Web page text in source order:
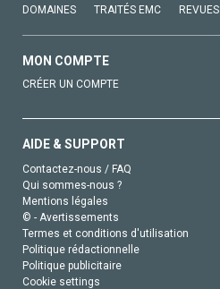
DOMAINES TRAITÉS EMC REVUES
MON COMPTE
CRÉER UN COMPTE
AIDE & SUPPORT
Contactez-nous / FAQ
Qui sommes-nous ?
Mentions légales
© - Avertissements
Termes et conditions d'utilisation
Politique rédactionnelle
Politique publicitaire
Cookie settings